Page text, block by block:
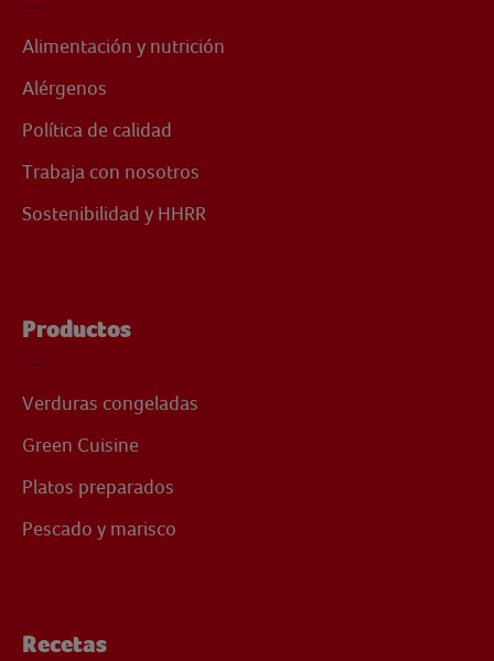
Alimentación y nutrición
Alérgenos
Política de calidad
Trabaja con nosotros
Sostenibilidad y HHRR
Productos
Verduras congeladas
Green Cuisine
Platos preparados
Pescado y marisco
Recetas